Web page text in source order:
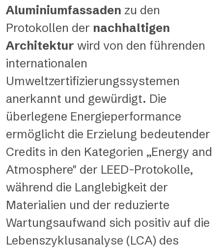
Aluminiumfassaden zu den
Protokollen der nachhaltigen
Architektur wird von den führenden
internationalen
Umweltzertifizierungssystemen
anerkannt und gewürdigt. Die
überlegene Energieperformance
ermöglicht die Erzielung bedeutender
Credits in den Kategorien „Energy and
Atmosphere" der LEED-Protokolle,
während die Langlebigkeit der
Materialien und der reduzierte
Wartungsaufwand sich positiv auf die
Lebenszyklusanalyse (LCA) des